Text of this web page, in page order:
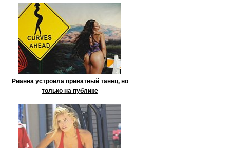
Рианна устроила приватный танец, но
только на публике